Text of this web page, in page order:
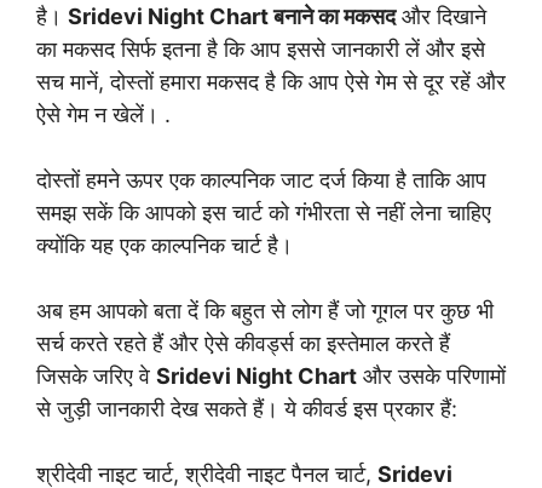
है। Sridevi Night Chartबनाने का मकसदऔर दिखाने
का मकसद सिर्फ इतना है कि आप इससे जानकारी लें और इसे
सच मानें, दोस्तों हमारा मकसद है कि आप ऐसे गेम से दूर रहें और
ऐसे गेम न खेलें। .
दोस्तों हमने ऊपर एक काल्पनिक जाट दर्ज किया है ताकि आप
समझ सकें कि आपको इस चार्ट को गंभीरता से नहीं लेना चाहिए
क्योंकि यह एक काल्पनिक चार्ट है।
अब हम आपको बता दें कि बहुत से लोग हैं जो गूगल पर कुछ भी
सर्च करते रहते हैं और ऐसे कीवर्ड्स का इस्तेमाल करते हैं
जिसके जरिए वे Sridevi Night Chart और उसके परिणामों
से जुड़ी जानकारी देख सकते हैं। ये कीवर्ड इस प्रकार हैं:
श्रीदेवी नाइट चार्ट, श्रीदेवी नाइट पैनल चार्ट, Sridevi